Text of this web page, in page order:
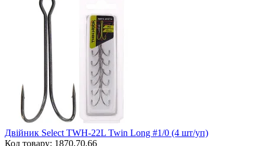
Двійник Select TWH-22L Twin Long #1/0 (4 шт/уп)
Код товару: 1870.70.66